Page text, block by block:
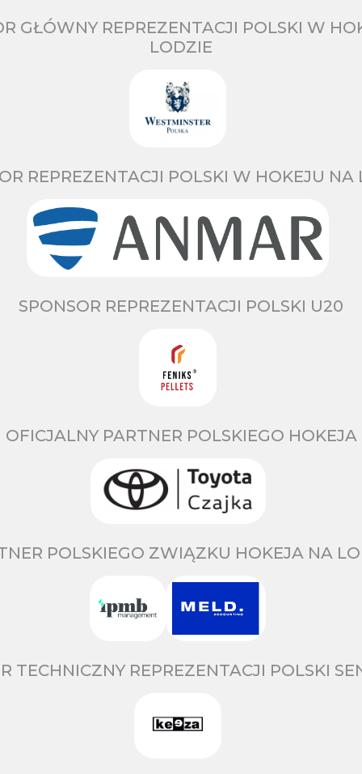
GŁÓWNY REPREZENTACJI POLSKI W
LODZIE
REPREZENTACJI POLSKI W HOKEJU NA
SPONSOR REPREZENTACJI POLSKI U20
OFICJALNY PARTNER POLSKIEGO HOKEJA
POLSKIEGO ZWIĄZKU HOKEJA NA
TECHNICZNY REPREZENTACJI POLSKI